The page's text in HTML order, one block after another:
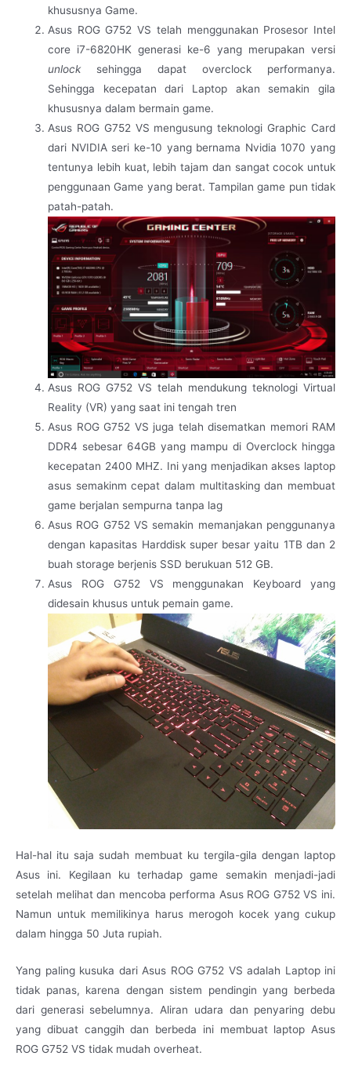
khususnya Game.
Asus ROG G752 VS telah menggunakan Prosesor Intel
core i7-6820HK generasi ke-6 yang merupakan versi
unlock sehingga dapat overclock performanya.
Sehingga kecepatan dari Laptop akan semakin gila
khususnya dalam bermain game.
Asus ROG G752 VS mengusung teknologi Graphic Card
dari NVIDIA seri ke-10 yang bernama Nvidia 1070 yang
tentunya lebih kuat, lebih tajam dan sangat cocok untuk
penggunaan Game yang berat. Tampilan game pun tidak
patah-patah.
Asus ROG G752 VS telah mendukung teknologi Virtual
Reality (VR) yang saat ini tengah tren
Asus ROG G752 VS juga telah disematkan memori RAM
DDR4 sebesar 64GB yang mampu di Overclock hingga
kecepatan 2400 MHZ. Ini yang menjadikan akses laptop
asus semakinm cepat dalam multitasking dan membuat
game berjalan sempurna tanpa lag
Asus ROG G752 VS semakin memanjakan penggunanya
dengan kapasitas Harddisk super besar yaitu 1TB dan 2
buah storage berjenis SSD berukuan 512 GB.
Asus ROG G752 VS menggunakan Keyboard yang
didesain khusus untuk pemain game.
Hal-hal itu saja sudah membuat ku tergila-gila dengan laptop
Asus ini. Kegilaan ku terhadap game semakin menjadi-jadi
setelah melihat dan mencoba performa Asus ROG G752 VS ini.
Namun untuk memilikinya harus merogoh kocek yang cukup
dalam hingga 50 Juta rupiah.
Yang paling kusuka dari Asus ROG G752 VS adalah Laptop ini
tidak panas, karena dengan sistem pendingin yang berbeda
dari generasi sebelumnya. Aliran udara dan penyaring debu
yang dibuat canggih dan berbeda ini membuat laptop Asus
ROG G752 VS tidak mudah overheat.